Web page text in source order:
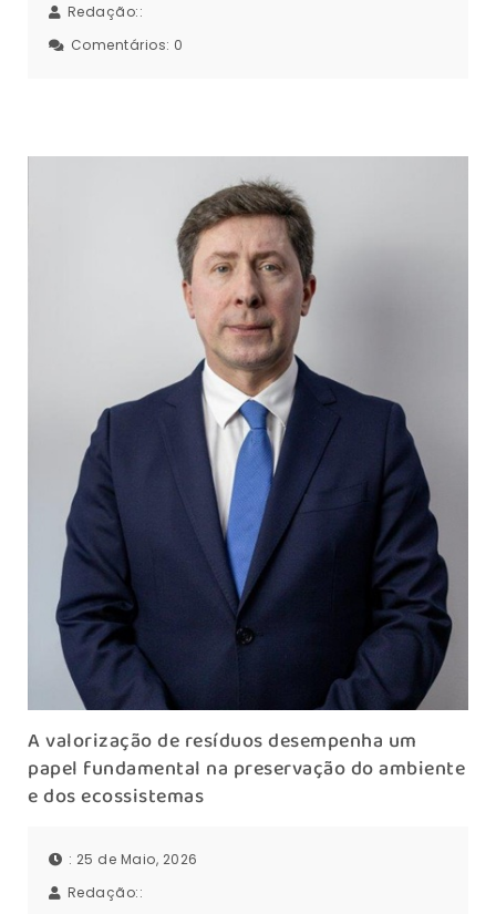
Redação::
Comentários: 0
A valorização de resíduos desempenha um
papel fundamental na preservação do ambiente
e dos ecossistemas
: 25 de Maio, 2026
Redação::